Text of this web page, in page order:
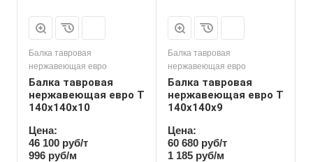
Балка тавровая
нержавеющая евро
Балка тавровая
нержавеющая евро T
140х140х10
Цена:
46 100 руб/т
996 руб/м
Балка тавровая
нержавеющая евро
Балка тавровая
нержавеющая евро T
140х140х9
Цена:
60 680 руб/т
1 185 руб/м